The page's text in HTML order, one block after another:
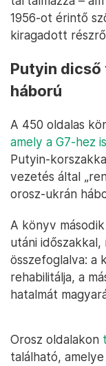
1956-ot érintő
kiragadott
Putyin dicső
háború
A 450 oldalas
amely a G7-hez
Putyin-
vezetés által
orosz-ukrán
A könyv
utáni időszakkal,
összefoglalva: a
rehabilitálja, a
hatalmát
Orosz oldalakon
található,